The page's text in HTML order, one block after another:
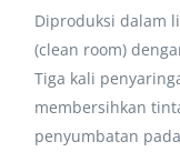
Diproduksi dalam
(clean room)
Tiga kali
membersihkan
penyumbatan